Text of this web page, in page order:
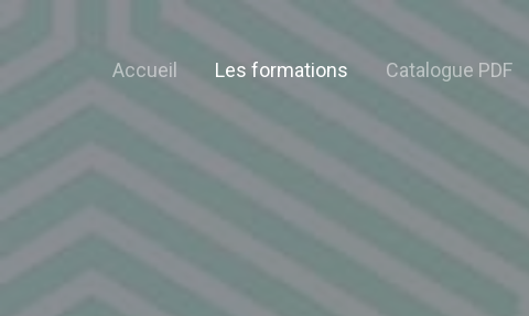
Accueil Les formations Catalogue PDF